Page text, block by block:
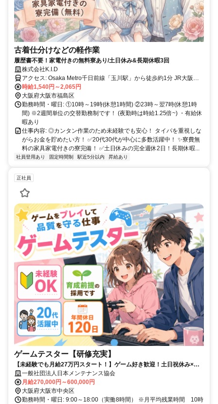
古着仕分けなどの軽作業
履歴書不要！家電付きの無料寮あり/土日休み&長期休暇3回
株式会社K.I.D
アクセス: Osaka Metro千日前線「玉川駅」から徒歩約1分 JR大阪環
状線「野田駅」から徒歩3〜4分
時給1,540円～2,065円
大阪府大阪市福島区
勤務時間・曜日: ①10時～19時(休憩1時間) ②23時～翌7時(休憩1時
間) ※2週間単位の交替勤務制です！ (夜勤時は時給1.25倍~) ・有給休
暇あり
仕事内容: ◎カンタン作業のため未経験でも安心！ タイパを重視しな
がらお金を貯めたい方！ ✅20代30代が中心に多数活躍中！ ✨寮費無
料の家具家電付きの寮完備！ ✅土日休みの完全週休2日！長期休暇...
社員登用あり 固定時間制 駅近5分以内 昇給あり
正社員
ゲームテスター【研修充実】
【未経験でも月給27万円スタート！】ゲーム好き歓迎！土日祝休み×年
休120日以上
一般社団法人日本メンテナンス協会
月給270,000円～600,000円
大阪府大阪市中央区
勤務時間・曜日: 9:00～18:00（実働8時間） ※月平均残業時間 10時